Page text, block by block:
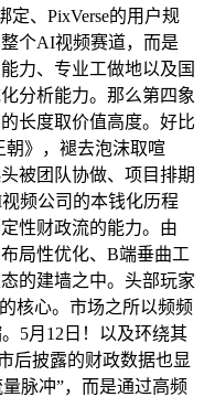
定、PixVerse的用户规
个AI视频赛道，而是
力、专业工做地以及国
分析能力。那么第四象
长度取价值高度。好比
朝》，褪去泡沫取喧
被团队协做、项目排期
频公司的本钱化历程
性财政流的能力。由
局性优化、B端垂曲工
的建墙之中。头部玩家
核心。市场之所以频频
5月12日！以及环绕其
后披露的财政数据也显
脉冲”，而是通过高频